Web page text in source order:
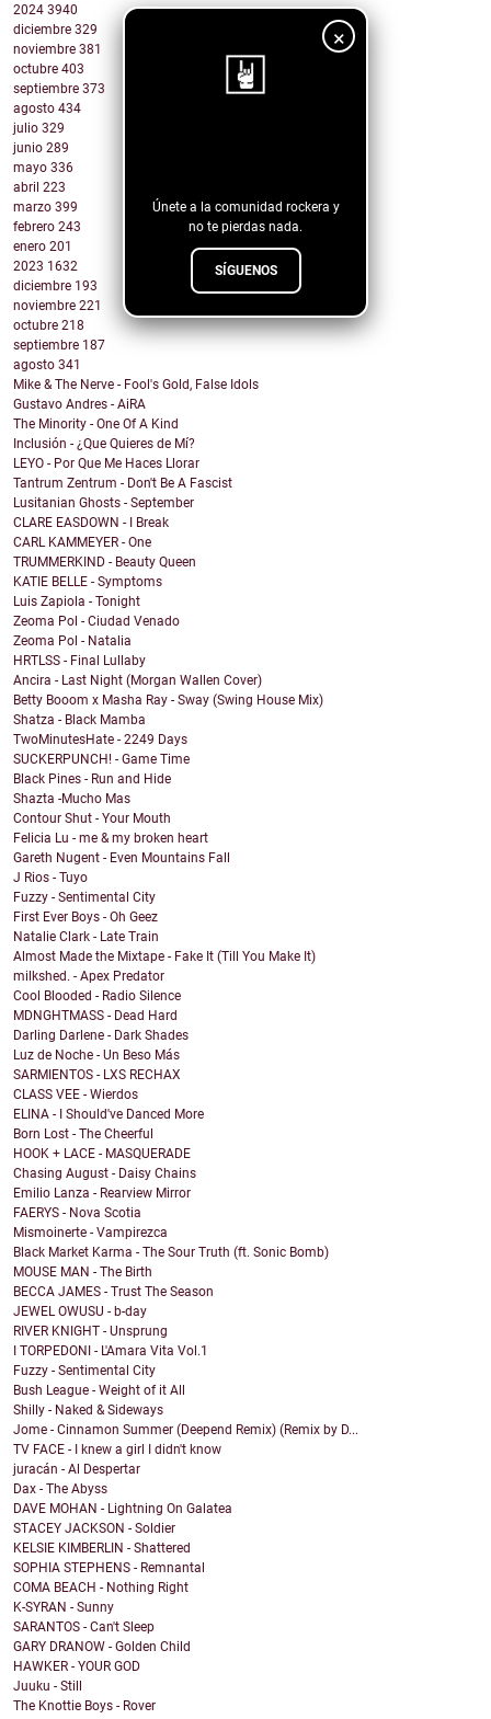
×
Únete a la comunidad rockera y
no te pierdas nada.
SÍGUENOS
2024 3940
diciembre 329
noviembre 381
octubre 403
septiembre 373
agosto 434
julio 329
junio 289
mayo 336
abril 223
marzo 399
febrero 243
enero 201
2023 1632
diciembre 193
noviembre 221
octubre 218
septiembre 187
agosto 341
Mike & The Nerve - Fool's Gold, False Idols
Gustavo Andres - AiRA
The Minority - One Of A Kind
Inclusión - ¿Que Quieres de Mí?
LEYO - Por Que Me Haces Llorar
Tantrum Zentrum - Don't Be A Fascist
Lusitanian Ghosts - September
CLARE EASDOWN - I Break
CARL KAMMEYER - One
TRUMMERKIND - Beauty Queen
KATIE BELLE - Symptoms
Luis Zapiola - Tonight
Zeoma Pol - Ciudad Venado
Zeoma Pol - Natalia
HRTLSS - Final Lullaby
Ancira - Last Night (Morgan Wallen Cover)
Betty Booom x Masha Ray - Sway (Swing House Mix)
Shatza - Black Mamba
TwoMinutesHate - 2249 Days
SUCKERPUNCH! - Game Time
Black Pines - Run and Hide
Shazta -Mucho Mas
Contour Shut - Your Mouth
Felicia Lu - me & my broken heart
Gareth Nugent - Even Mountains Fall
J Rios - Tuyo
Fuzzy - Sentimental City
First Ever Boys - Oh Geez
Natalie Clark - Late Train
Almost Made the Mixtape - Fake It (Till You Make It)
milkshed. - Apex Predator
Cool Blooded - Radio Silence
MDNGHTMASS - Dead Hard
Darling Darlene - Dark Shades
Luz de Noche - Un Beso Más
SARMIENTOS - LXS RECHAX
CLASS VEE - Wierdos
ELINA - I Should've Danced More
Born Lost - The Cheerful
HOOK + LACE - MASQUERADE
Chasing August - Daisy Chains
Emilio Lanza - Rearview Mirror
FAERYS - Nova Scotia
Mismoinerte - Vampirezca
Black Market Karma - The Sour Truth (ft. Sonic Bomb)
MOUSE MAN - The Birth
BECCA JAMES - Trust The Season
JEWEL OWUSU - b-day
RIVER KNIGHT - Unsprung
I TORPEDONI - L'Amara Vita Vol.1
Fuzzy - Sentimental City
Bush League - Weight of it All
Shilly - Naked & Sideways
Jome - Cinnamon Summer (Deepend Remix) (Remix by D...
TV FACE - I knew a girl I didn't know
juracán - Al Despertar
Dax - The Abyss
DAVE MOHAN - Lightning On Galatea
STACEY JACKSON - Soldier
KELSIE KIMBERLIN - Shattered
SOPHIA STEPHENS - Remnantal
COMA BEACH - Nothing Right
K-SYRAN - Sunny
SARANTOS - Can't Sleep
GARY DRANOW - Golden Child
HAWKER - YOUR GOD
Juuku - Still
The Knottie Boys - Rover